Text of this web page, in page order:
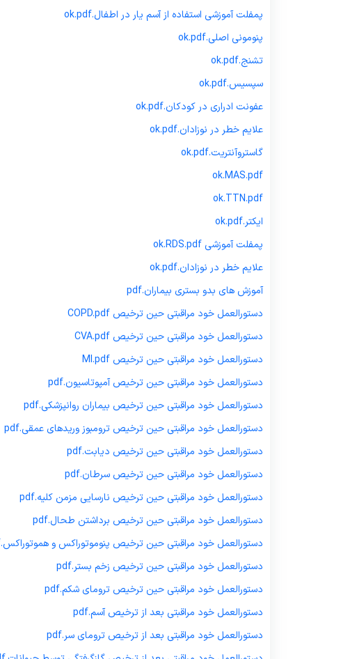
پمفلت آموزشی استفاده از آسم یار در اطفال.
ok.pdf
پنومونی اصلی.
ok.pdf
تشنج.
ok.pdf
سپسیس.
ok.pdf
عفونت ادراری در کودکان.
ok.pdf
علایم خطر در نوزادان.
ok.pdf
گاستروآنتریت.
ok.pdf
ok.MAS.pdf
ok.TTN.pdf
ایکتر.
ok.pdf
پمفلت آموزشی
ok.RDS.pdf
علایم خطر در نوزادان.
ok.pdf
آموزش های بدو بستری بیماران.pdf
دستورالعمل خود مراقبتی حین ترخیص COPD.pdf
دستورالعمل خود مراقبتی حین ترخیص CVA.pdf
دستورالعمل خود مراقبتی حین ترخیص MI.pdf
دستورالعمل خود مراقبتی حین ترخیص آمپوتاسیون.pdf
دستورالعمل خود مراقبتی حین ترخیص بیماران روانپزشکی.pdf
دستورالعمل خود مراقبتی حین ترخیص ترومبوز وریدهای عمقی.pdf
دستورالعمل خود مراقبتی حین ترخیص دیابت.pdf
دستورالعمل خود مراقبتی حین ترخیص سرطان.pdf
دستورالعمل خود مراقبتی حین ترخیص نارسایی مزمن کلیه.pdf
دستورالعمل خود مراقبتی حین ترخیص برداشتن طحال.pdf
دستورالعمل خود مراقبتی حین ترخیص پنوموتوراکس و هموتوراکس.pdf
دستورالعمل خود مراقبتی حین ترخیص زخم بستر.pdf
دستورالعمل خود مراقبتی حین ترخیص ترومای شکم.pdf
دستورالعمل خود مراقبتی بعد از ترخیص آسم.pdf
دستورالعمل خود مراقبتی بعد از ترخیص ترومای سر.pdf